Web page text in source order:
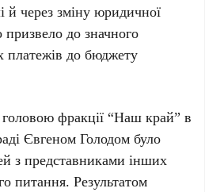
й через зміну юридичної
до значного
платежів до бюджету
фракції “Наш край” в
Євгеном Голодом було
з представниками інших
питання. Результатом